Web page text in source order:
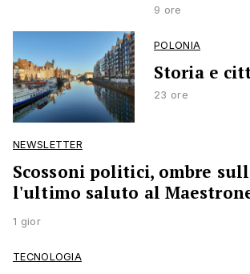
9 ore
POLONIA
Storia e
23 ore
NEWSLETTER
Scossoni politici, ombre
l'ultimo saluto al
1 gior
TECNOLOGIA